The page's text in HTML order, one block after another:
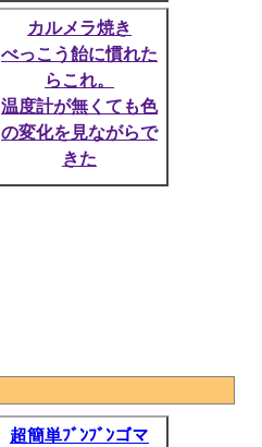
カルメラ焼き
べっこう飴に慣れた
らこれ。
温度計が無くても色
の変化を見ながらで
きた
超簡単ﾌﾞﾝﾌﾞﾝゴマ